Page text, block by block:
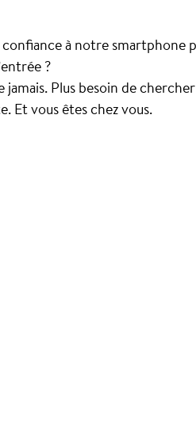
confiance à notre
?
Plus besoin de
Et vous êtes chez vous.